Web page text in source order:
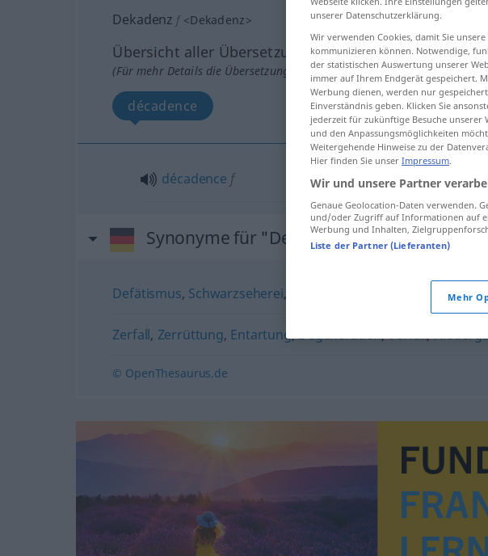
Dekadenz f <Dekadenz>
Übersicht aller Übersetzungen
(Für mehr Details die Übersetzung anklicken/antippen)
décadence
décadence f
Synonyme für "Dekadenz"
Defätismus, Schwarzseherei,
Zerfall, Zerrüttung, Entartung,Degeneration,Verfall,
© OpenThesaurus.de
unserer Datenschutzerklärung.
Wir verwenden Cookies, damit Sie
kommunizieren können. Notwendige,
der statistischen Auswertung unserer
immer auf Ihrem Endgerät gespeichert.
Werbung dienen, werden nur
Einverständnis geben. Klicken Sie
jederzeit für zukünftige Besuche unserer
und den Anpassungsmöglichkeiten
Weitergehende Hinweise zu der
Hier finden Sie unser Impressum.
Wir und unsere Partner
Genaue Geolocation-Daten verwenden.
und/oder Zugriff auf Informationen auf
Werbung und Inhalten,
Liste der Partner (Lieferanten)
Mehr